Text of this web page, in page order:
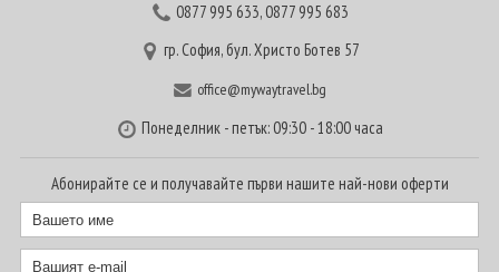
0877 995 633,0877 995 683
гр. София, бул. Христо Ботев 57
office@mywaytravel.bg
Понеделник - петък: 09:30 - 18:00 часа
Абонирайте се и получавайте първи нашите най-нови оферти